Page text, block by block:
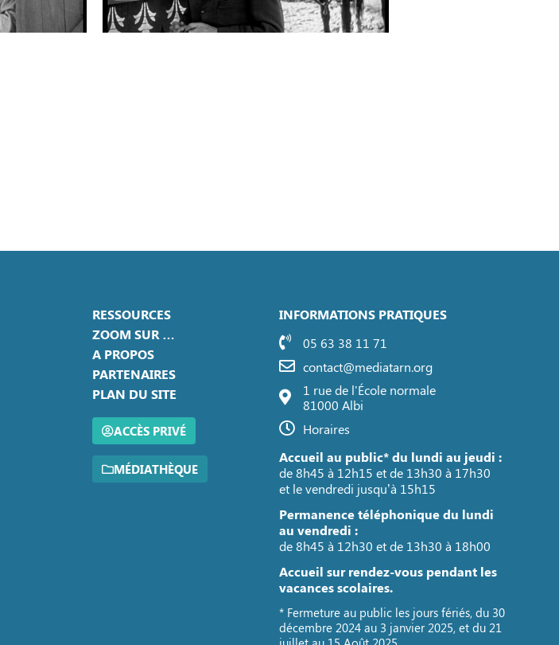
RESSOURCES
ZOOM SUR …
A PROPOS
PARTENAIRES
PLAN DU SITE
ACCÈS PRIVÉ
MÉDIATHÈQUE
INFORMATIONS PRATIQUES
05 63 38 11 71
contact@mediatarn.org
1 rue de l'École normale
81000 Albi
Horaires
Accueil au public* du lundi au jeudi :
de 8h45 à 12h15 et de 13h30 à 17h30
et le vendredi jusqu’à 15h15
Permanence téléphonique du lundi
au vendredi :
de 8h45 à 12h30 et de 13h30 à 18h00
Accueil sur rendez-vous pendant les
vacances scolaires.
* Fermeture au public les jours fériés, du 30
décembre 2024 au 3 janvier 2025, et du 21